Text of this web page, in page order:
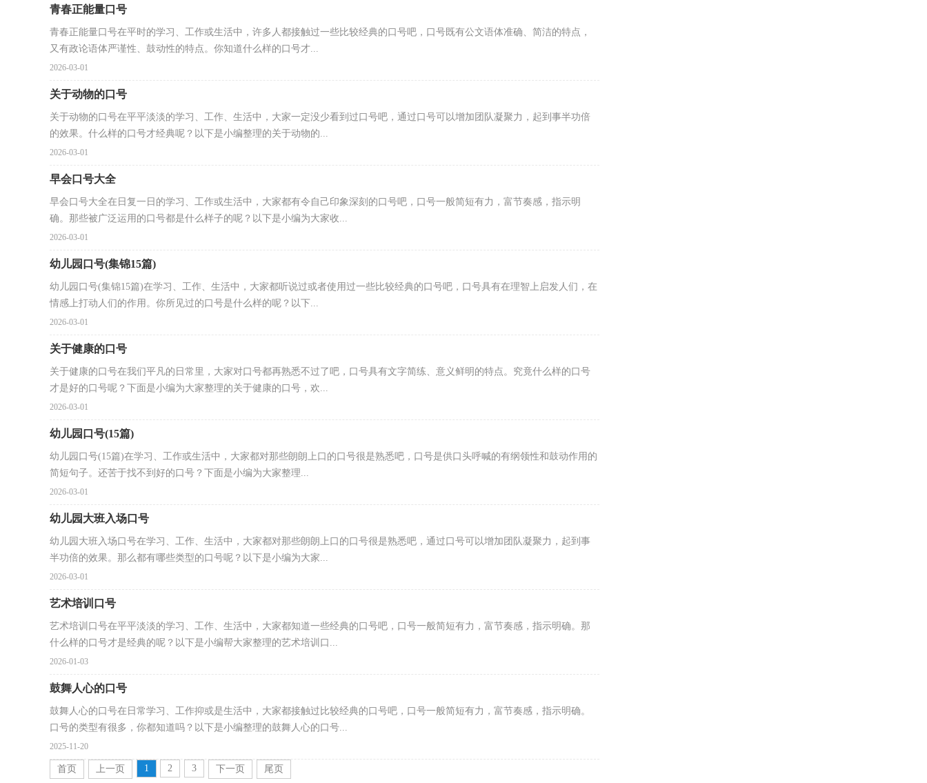
青春正能量口号
青春正能量口号在平时的学习、工作或生活中，许多人都接触过一些比较经典的口号吧，口号既有公文语体准确、简洁的特点，
又有政论语体严谨性、鼓动性的特点。你知道什么样的口号才...
2026-03-01
关于动物的口号
关于动物的口号在平平淡淡的学习、工作、生活中，大家一定没少看到过口号吧，通过口号可以增加团队凝聚力，起到事半功倍
的效果。什么样的口号才经典呢？以下是小编整理的关于动物的...
2026-03-01
早会口号大全
早会口号大全在日复一日的学习、工作或生活中，大家都有令自己印象深刻的口号吧，口号一般简短有力，富节奏感，指示明
确。那些被广泛运用的口号都是什么样子的呢？以下是小编为大家收...
2026-03-01
幼儿园口号(集锦15篇)
幼儿园口号(集锦15篇)在学习、工作、生活中，大家都听说过或者使用过一些比较经典的口号吧，口号具有在理智上启发人们，在
情感上打动人们的作用。你所见过的口号是什么样的呢？以下...
2026-03-01
关于健康的口号
关于健康的口号在我们平凡的日常里，大家对口号都再熟悉不过了吧，口号具有文字简练、意义鲜明的特点。究竟什么样的口号
才是好的口号呢？下面是小编为大家整理的关于健康的口号，欢...
2026-03-01
幼儿园口号(15篇)
幼儿园口号(15篇)在学习、工作或生活中，大家都对那些朗朗上口的口号很是熟悉吧，口号是供口头呼喊的有纲领性和鼓动作用的
简短句子。还苦于找不到好的口号？下面是小编为大家整理...
2026-03-01
幼儿园大班入场口号
幼儿园大班入场口号在学习、工作、生活中，大家都对那些朗朗上口的口号很是熟悉吧，通过口号可以增加团队凝聚力，起到事
半功倍的效果。那么都有哪些类型的口号呢？以下是小编为大家...
2026-03-01
艺术培训口号
艺术培训口号在平平淡淡的学习、工作、生活中，大家都知道一些经典的口号吧，口号一般简短有力，富节奏感，指示明确。那
什么样的口号才是经典的呢？以下是小编帮大家整理的艺术培训口...
2026-01-03
鼓舞人心的口号
鼓舞人心的口号在日常学习、工作抑或是生活中，大家都接触过比较经典的口号吧，口号一般简短有力，富节奏感，指示明确。
口号的类型有很多，你都知道吗？以下是小编整理的鼓舞人心的口号...
2025-11-20
首页 上一页 1 2 3 下一页 尾页